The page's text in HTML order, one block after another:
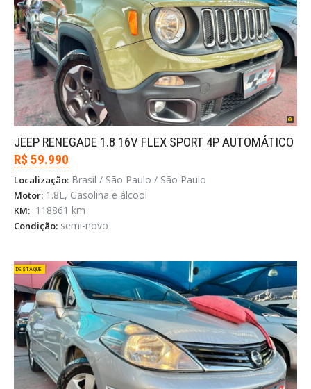
JEEP RENEGADE 1.8 16V FLEX SPORT 4P AUTOMÁTICO
R$ 59.990
Localização: Brasil / São Paulo / São Paulo
Motor: 1.8L, Gasolina e álcool
KM: 118861 km
Condição: semi-novo
DESTAQUE